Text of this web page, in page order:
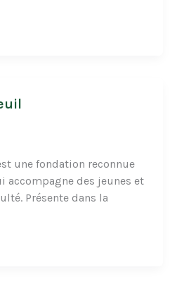
une fondation reconnue
des jeunes et
Présente dans la